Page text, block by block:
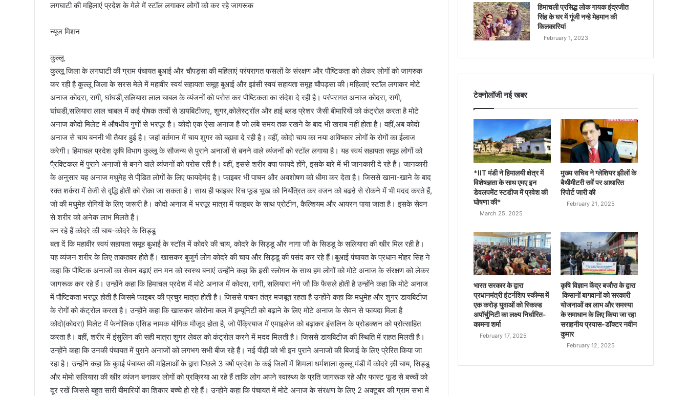
लगघाटी की महिलाएं प्रदेश के मेले में स्टॉल लगाकर लोगों को कर रहे जागरूक
न्यूज मिशन
कुल्लू
कुल्लू जिला के लगघाटी की ग्राम पंचायत बुआई और चौपड़सा की महिलाएं परंपरागत फसलों के संरक्षण और पौष्टिकता को लेकर लोगों को जागरुक
कर रही है कुल्लू जिला के सरस मेले में महावीर स्वयं सहायता समूह बुआई और झांसी स्वयं सहायता समूह चौपड़सा की।महिलाएं स्टॉल लगाकर मोटे
अनाज कोदरा, रागी, घांघडी,सलियारा लाल चाबल के व्यंजनों को परोस कर पौष्टिकता का संदेश दे रही है। परंपरागत अनाज कोदरा, रागी,
घांघडी,सलियारा लाल चाबल में कई पोषक तत्वों से डायबिटीजए, शुगर,कोलेस्ट्रॉल और हाई ब्लड प्रेशर जैसी बीमारियों को कंट्रोल करता है मोटे
अनाज कोदो मिलेट में औषधीय गुणों से भरपूर है। कोदो एक ऐसा अनाज है जो लंबे समय तक रखने के बाद भी खराब नहीं होता है। वहीं,अब कोदो
अनाज से चाय बननी भी तैयार हुई है। जहां वर्तमान में चाय शुगर को बढ़ावा दे रही है। वहीं, कोदो चाय का नया अविष्कार लोगों के रोगों का ईलाज
करेगी। हिमाचल प्रदेश कृषि विभाग कुल्लू के सौजन्य से पुराने अनाजों से बनने वाले व्यंजनों को स्टॉल लगाया है। यह स्वयं सहायता समूह लोगों को
पै्रक्टिकल में पुराने अनाजों से बनने वाले व्यंजनों को परोस रही है। वहीं, इससे शरीर क्या फायदे होंगे, इसके बारे में भी जानकारी दे रहे हैं। जानकारी
के अनुसार यह अनाज मधुमेह से पीडि़त लोगों के लिए फायदेमंद है। फाइबर भी पाचन और अवशोषण को धीमा कर देता है। जिससे खाना-खाने के बाद
रक्त शर्करा में तेजी से वृद्धि होती को रोका जा सकता है। साथ ही फाइबर रिच फूड भूख को नियंत्रित कर वजन को बढऩे से रोकने में भी मदद करते हैं,
जो की मधुमेह रोगियों के लिए जरूरी है। कोदो अनाज में भरपूर मात्रा में फाइबर के साथ प्रोटीन, कैल्शियम और आयरन पाया जाता है। इसके सेवन
से शरीर को अनेक लाभ मिलते हैं।
बन रहे हैं कोदरे की चाय-कोदरे के सिड्डू
बता दें कि महावीर स्वयं सहायता समूह बुआई के स्टॉल में कोदरे की चाय, कोदरे के सिड्डू और नागा जौ के सिडडू के सलियारा की खीर मिल रही है।
यह व्यंजन शरीर के लिए ताकतवर होते हैं। खासकर बुजुर्ग लोग कोदरे की चाय और सिड्डू की पसंद कर रहे हैं।बुआई पंचायत के प्रधान मोहर सिंह ने
कहा कि पौष्टिक अनाजों का सेवन बढ़ाएं तन मन को स्वस्थ बनाएं उन्होंने कहा कि इसी स्लोगन के साथ हम लोगों को मोटे अनाज के संरक्षण को लेकर
जागरूक कर रहे हैं। उन्होंने कहा कि हिमाचल प्रदेश में मोटे अनाज में कोदरा, रागी, सलियारा नंगे जौ कि फैसले होती है उन्होंने कहा कि मोटे अनाज
में पौष्टिकता भरपूर होती है जिसमे फाइबर की प्रचुर मात्रा होती है। जिससे पाचन तंत्र मजबूत रहता है उन्होंने कहा कि मधुमेह और शुगर डायबिटीज
के रोगों को कंट्रोल करता है। उन्होंने कहा कि खासकर कोरोना कल में इम्यूनिटी को बढ़ाने के लिए मोटे अनाज के सेवन से फायदा मिला है
कोदो(कोदरा) मिलेट में फेनोलिक एसिड नामक योगिक मौजूद होता है, जो पेंक्रियाज में एमाइलेज को बढ़ाकर इंसलिन के प्रोडक्शन को प्रोत्साहित
करता है। वहीं, शरीर में इंसुलिन की सही मात्रा शुगर लेवल को कंट्रोल करने में मदद मिलती है। जिससे डायबिटीज की स्थिति में राहत मिलती है।
उन्होंने कहा कि उनकी पंचायत में पुराने अनाजों को लगभग सभी बीज रहे हैं। नई पीढ़ी को भी इन पुराने अनाजों की बिजाई के लिए प्रेरित किया जा
रहा है। उन्होंने कहा कि बुवाई पंचायत की महिलाओं के द्वारा पिछले 3 बर्षो प्रदेश के कई जिलों में शिमला धर्मशाला कुल्लू मंडी में कोदरे क़ी चाय, सिड्डू
और मोमो सलियारा की खीर व्यंजन बनाकर लोगों को प्रक्रिया आ रहे हैं ताकि लोग अपने स्वास्थ्य के प्रति जागरूक रहे और फास्ट फूड से बच्चों को
दूर रखें जिससे बहुत सारी बीमारियों का शिकार बच्चे हो रहे हैं। उन्होंने कहा कि पंचायत में मोटे अनाज के संरक्षण के लिए 2 अक्टूबर की ग्राम सभा में
हिमाचली प्रसिद्ध लोक गायक इंद्रजीत
सिंह के घर में गूंजी नन्हे मेहमान की
किलकारियां
February 1, 2023
टेक्नोलॉजी नई खबर
*IIT मंडी ने हिमालयी क्षेत्र में
विशेषज्ञता के साथ एमए इन
डेवलपमेंट स्टडीज में प्रवेश की
घोषणा की*
March 25, 2025
मुख्य सचिव ने ग्लेशियर झीलों के
बैथीमीटरी सर्वे पर आधारित
रिपोर्ट जारी की
February 21, 2025
भारत सरकार के द्वारा
प्रधानमंत्री इंटर्नशिप स्कीम्स में
एक करोड़ युवाओं को स्किल्ड
अपॉर्चुनिटी का लक्ष्य निर्धारित-
कामना शर्मा
February 17, 2025
कृषि विज्ञान केंद्र बजौरा के द्वारा
किसानों बागवानों को सरकारी
योजनाओं का लाभ और समस्या
के समाधान के लिए किया जा रहा
सराहनीय प्रयास-डॉक्टर नवीन
कुमार
February 12, 2025